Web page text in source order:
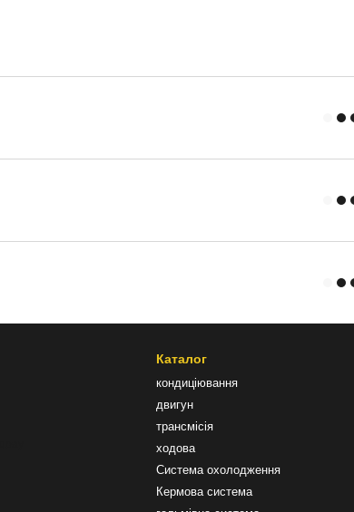
Каталог
кондиціювання
двигун
трансмісія
ходова
Система охолодження
Кермова система